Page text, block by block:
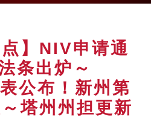
点】NIV申请通
条出炉～
公布！新州第
塔州州担更新